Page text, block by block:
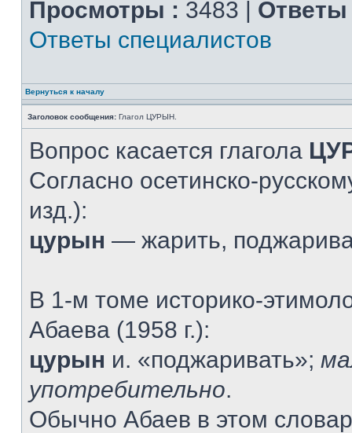
Просмотры : 3483 | Ответы
Ответы специалистов
Вернуться к началу
Заголовок сообщения: Глагол ЦУРЫН.
Вопрос касается глагола
Согласно осетинско-
изд.):
цурын — жарить,
В 1-м томе историко-
Абаева (1958 г.):
цурын и. «поджаривать»;
употребительно.
Обычно Абаев в этом